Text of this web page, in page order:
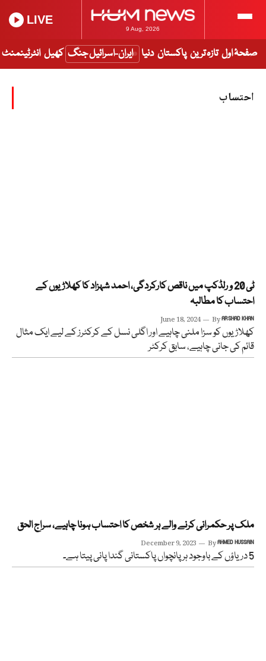
9 Aug, 2026
LIVE
صفحۂ اول تازہ ترین پاکستان دنیا ایران-اسرائیل جنگ کھیل انٹرٹینمنٹ
احتساب
ٹی 20 و رلڈکپ میں ناقص کارکردگی، احمد شہزاد کا کھلاڑیوں کے
احتساب کا مطالبہ
June 18, 2024 ByARSHAD KHAN
کھلاڑیوں کو سزا ملنی چاہیے اور اگلی نسل کے کرکٹرز کے لیے ایک مثال
قائم کی جانی چاہیے، سابق کرکٹر
ملک پر حکمرانی کرنے والے ہر شخص کا احتساب ہونا چاہیے، سراج الحق
December 9, 2023 ByAHMED HUSSAIN
5 دریاؤں کے باوجود ہر پانچواں پاکستانی گندا پانی پیتا ہے۔